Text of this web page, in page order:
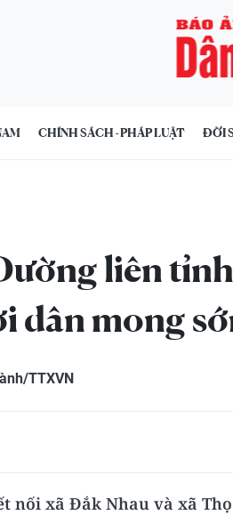
CHÍNH SÁCH - PHÁP LUẬT ĐỜI
liên
dân mong
TTXVN
nối xã Đắk Nhau và xã